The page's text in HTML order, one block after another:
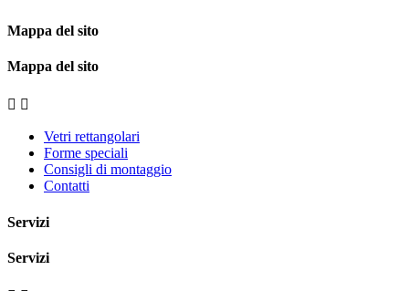
Mappa del sito
Mappa del sito
 
Vetri rettangolari
Forme speciali
Consigli di montaggio
Contatti
Servizi
Servizi